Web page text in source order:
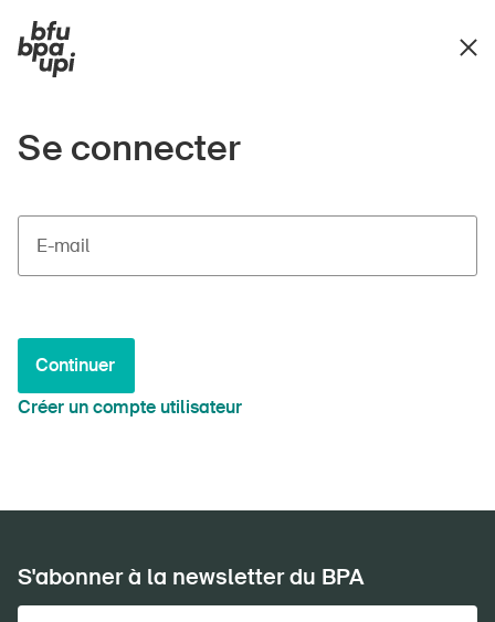
Se connecter
E-mail
Continuer
Créer un compte utilisateur
S'abonner à la newsletter du BPA